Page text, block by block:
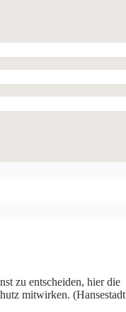
zu entscheiden, hier die
mitwirken. (Hansestadt